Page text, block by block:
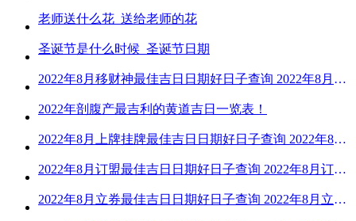
老师送什么花_送给老师的花
圣诞节是什么时候_圣诞节日期
2022年8月移财神最佳吉日日期好日子查询 2022年8月移财神吉日一览
2022年剖腹产最吉利的黄道吉日一览表！
2022年8月上牌挂牌最佳吉日日期好日子查询 2022年8月上牌吉日精选
2022年8月订盟最佳吉日日期好日子查询 2022年8月订盟黄道吉日一览
2022年8月立券最佳吉日日期好日子查询 2022年8月立券的黄道吉日一览